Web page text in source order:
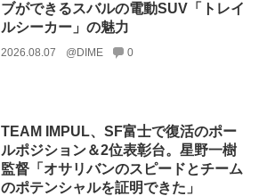
ブができるスバルの電動SUV「トレイ
ルシーカー」の魅力
2026.08.07 @DIME 0
TEAM IMPUL、SF富士で復活のポー
ルポジション＆2位表彰台。星野一樹
監督「オサリバンのスピードとチーム
のポテンシャルを証明できた」